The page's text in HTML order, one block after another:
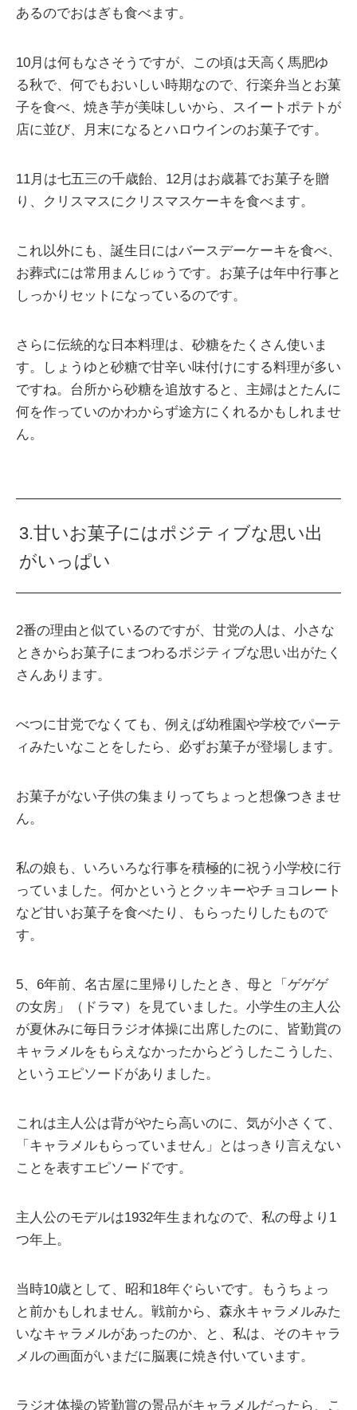
あるのでおはぎも食べます。
10月は何もなさそうですが、この頃は天高く馬肥ゆ
る秋で、何でもおいしい時期なので、行楽弁当とお菓
子を食べ、焼き芋が美味しいから、スイートポテトが
店に並び、月末になるとハロウインのお菓子です。
11月は七五三の千歳飴、12月はお歳暮でお菓子を贈
り、クリスマスにクリスマスケーキを食べます。
これ以外にも、誕生日にはバースデーケーキを食べ、
お葬式には常用まんじゅうです。お菓子は年中行事と
しっかりセットになっているのです。
さらに伝統的な日本料理は、砂糖をたくさん使いま
す。しょうゆと砂糖で甘辛い味付けにする料理が多い
ですね。台所から砂糖を追放すると、主婦はとたんに
何を作っていのかわからず途方にくれるかもしれませ
ん。
3.甘いお菓子にはポジティブな思い出
がいっぱい
2番の理由と似ているのですが、甘党の人は、小さな
ときからお菓子にまつわるポジティブな思い出がたく
さんあります。
べつに甘党でなくても、例えば幼稚園や学校でパーテ
ィみたいなことをしたら、必ずお菓子が登場します。
お菓子がない子供の集まりってちょっと想像つきませ
ん。
私の娘も、いろいろな行事を積極的に祝う小学校に行
っていました。何かというとクッキーやチョコレート
など甘いお菓子を食べたり、もらったりしたもので
す。
5、6年前、名古屋に里帰りしたとき、母と「ゲゲゲ
の女房」（ドラマ）を見ていました。小学生の主人公
が夏休みに毎日ラジオ体操に出席したのに、皆勤賞の
キャラメルをもらえなかったからどうしたこうした、
というエピソードがありました。
これは主人公は背がやたら高いのに、気が小さくて、
「キャラメルもらっていません」とはっきり言えない
ことを表すエピソードです。
主人公のモデルは1932年生まれなので、私の母より1
つ年上。
当時10歳として、昭和18年ぐらいです。もうちょっ
と前かもしれません。戦前から、森永キャラメルみた
いなキャラメルがあったのか、と、私は、そのキャラ
メルの画面がいまだに脳裏に焼き付いています。
ラジオ体操の皆勤賞の景品がキャラメルだったら、こ